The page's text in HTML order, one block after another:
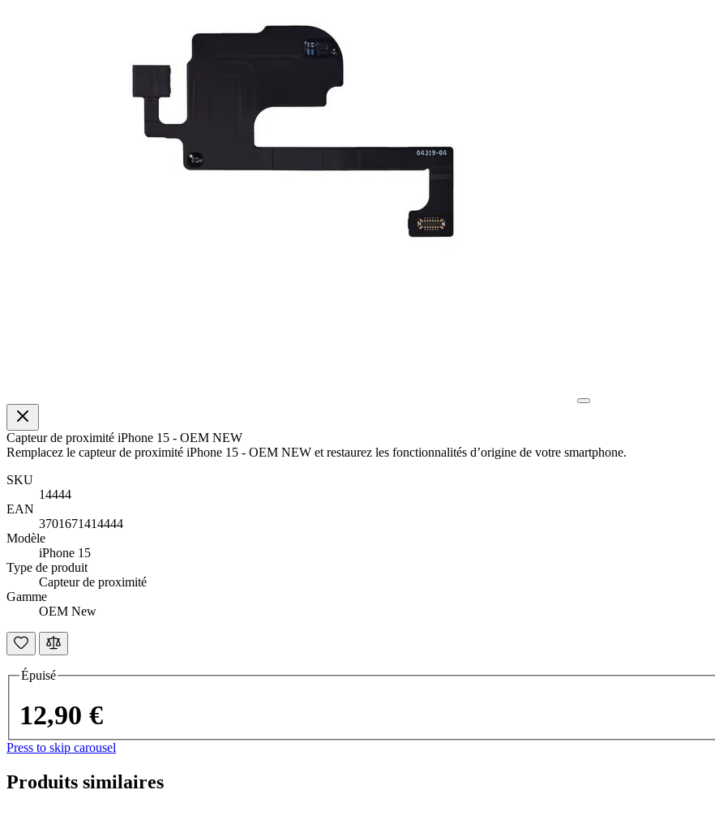
Capteur de proximité iPhone 15 - OEM NEW
Remplacez le capteur de proximité iPhone 15 - OEM NEW et restaurez les fonctionnalités d’origine de votre smartphone.
SKU
14444
EAN
3701671414444
Modèle
iPhone 15
Type de produit
Capteur de proximité
Gamme
OEM New
Épuisé
12,90 €
Press to skip carousel
Produits similaires